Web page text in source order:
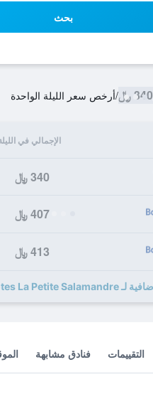
بحث
340 ﷼ /أرخص سعر الليلة الواحدة
الإجمالي في
340 ﷼
407 ﷼
413 ﷼
التقييمات فنادق مشابهة